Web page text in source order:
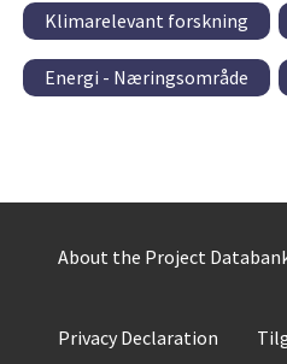
Klimarelevant forskning
Energi - Næringsområde
About the Project
Privacy Declaration